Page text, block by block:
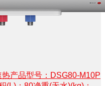
产品型号：DSG80-M10P